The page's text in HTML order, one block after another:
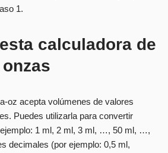
1.
calculadora de
oz acepta volúmenes de valores
Puedes utilizarla para convertir
1 ml, 2 ml, 3 ml, …, 50 ml, …,
decimales (por ejemplo: 0,5 ml,